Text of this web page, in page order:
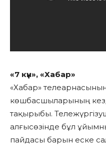
«7 күн», «Хабар»
«Хабар»
көшбасшыларының
тақырыбы.
алғысөзінде бұл
пайдасы барын еске